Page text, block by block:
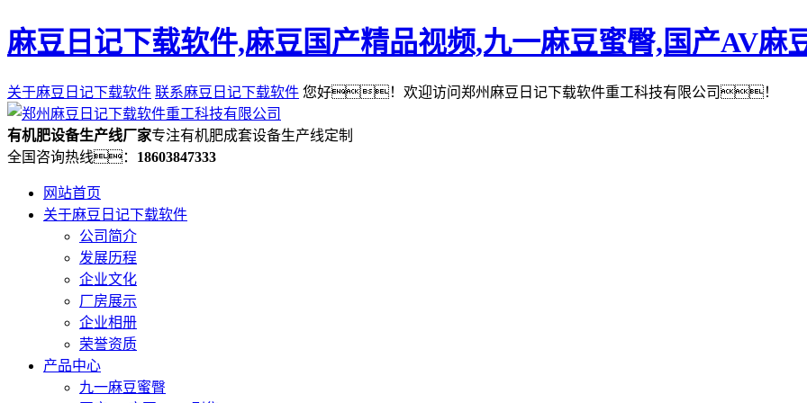
麻豆日记下载软件,麻豆国产精品视频,九一麻豆蜜臀,国产AV麻
关于麻豆日记下载软件 联系麻豆日记下载软件 您好！欢迎访问郑州麻豆日记下载软件重工科技有限公司！
有机肥设备生产线厂家专注有机肥成套设备生产线定制
全国咨询热线： 18603847333
网站首页
关于麻豆日记下载软件
公司简介
发展历程
企业文化
厂房展示
企业相册
荣誉资质
产品中心
九一麻豆蜜臀